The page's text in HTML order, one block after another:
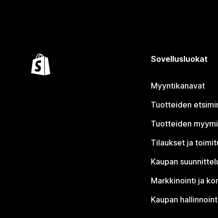
Sovellusluokat
Myyntikanavat
Tuotteiden
Tuotteiden
Tilaukset ja
Kaupan
Markkinointi ja
Kaupan